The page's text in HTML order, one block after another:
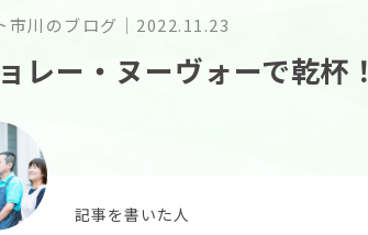
市川のブログ ｜ 2022.11.23
レー・ヌーヴォーで乾杯！
記事を書いた人